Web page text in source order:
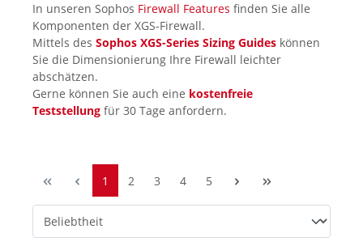
In unseren Sophos Firewall Features finden Sie alle
Komponenten der XGS-Firewall.
Mittels des Sophos XGS-Series Sizing Guides können
Sie die Dimensionierung Ihre Firewall leichter
abschätzen.
Gerne können Sie auch eine kostenfreie
Teststellung für 30 Tage anfordern.
1 2 3 4 5